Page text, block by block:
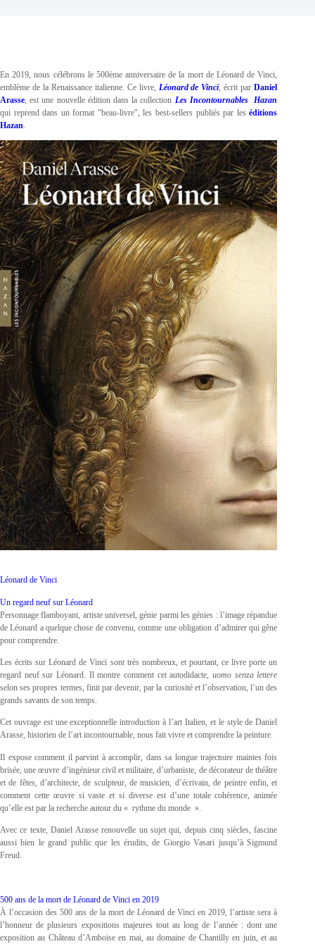
En 2019, nous célébrons le 500ème anniversaire de la mort de Léonard de Vinci,
emblème de la Renaissance italienne. Ce livre, Léonard de Vinci, écrit parDaniel
Arasse, est une nouvelle édition dans la collection Les Incontournables Hazan
qui reprend dans un format "beau-livre", les best-sellers publiés par leséditions
Hazan.
Léonard de Vinci
Un regard neuf sur Léonard
Personnage flamboyant, artiste universel, génie parmi les génies : l’image répandue
de Léonard a quelque chose de convenu, comme une obligation d’admirer qui gêne
pour comprendre.
Les écrits sur Léonard de Vinci sont très nombreux, et pourtant, ce livre porte un
regard neuf sur Léonard. Il montre comment cet autodidacte, uomo senza lettere
selon ses propres termes, finit par devenir, par la curiosité et l’observation, l’un des
grands savants de son temps.
Cet ouvrage est une exceptionnelle introduction à l’art Italien, et le style de Daniel
Arasse, historien de l’art incontournable, nous fait vivre et comprendre la peinture.
Il expose comment il parvint à accomplir, dans sa longue trajectoire maintes fois
brisée, une œuvre d’ingénieur civil et militaire, d’urbaniste, de décorateur de théâtre
et de fêtes, d’architecte, de sculpteur, de musicien, d’écrivain, de peintre enfin, et
comment cette œuvre si vaste et si diverse est d’une totale cohérence, animée
qu’elle est par la recherche autour du « rythme du monde ».
Avec ce texte, Daniel Arasse renouvelle un sujet qui, depuis cinq siècles, fascine
aussi bien le grand public que les érudits, de Giorgio Vasari jusqu’à Sigmund
Freud.
500 ans de la mort de Léonard de Vinci en 2019
À l’occasion des 500 ans de la mort de Léonard de Vinci en 2019, l’artiste sera à
l’honneur de plusieurs expositions majeures tout au long de l’année : dont une
exposition au Château d’Amboise en mai, au domaine de Chantilly en juin, et au